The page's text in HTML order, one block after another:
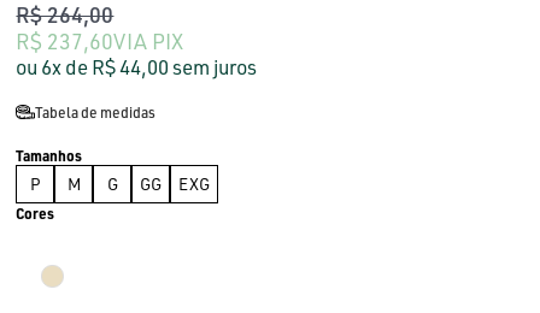
R$ 237,60VIA PIX
R$ 264,00
6x R$ 44,00sem juros
Tabela de medidas
P M G GG EXG